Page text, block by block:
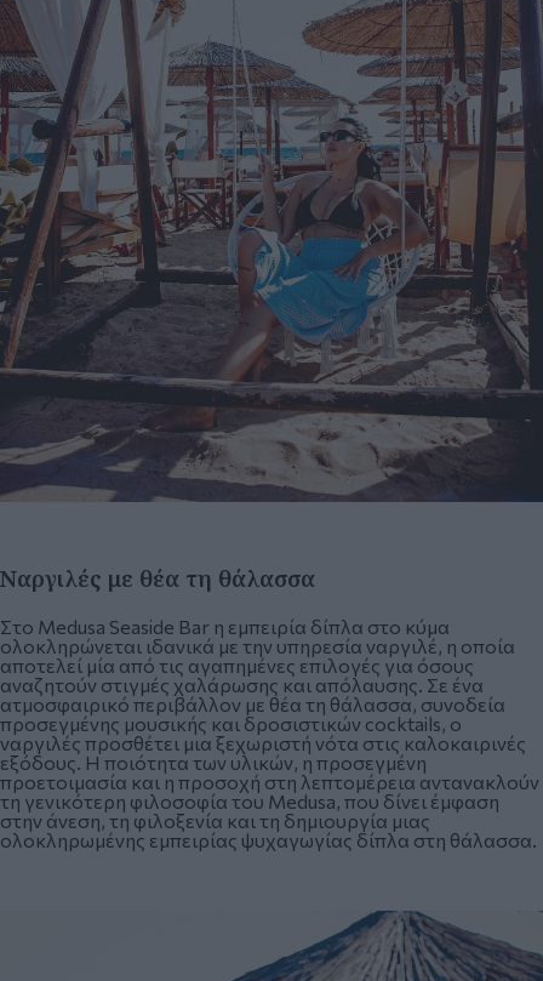
Ναργιλές με θέα τη θάλασσα
Στο Medusa Seaside Bar η εμπειρία δίπλα στο κύμα
ολοκληρώνεται ιδανικά με την υπηρεσία ναργιλέ, η οποία
αποτελεί μία από τις αγαπημένες επιλογές για όσους
αναζητούν στιγμές χαλάρωσης και απόλαυσης. Σε ένα
ατμοσφαιρικό περιβάλλον με θέα τη θάλασσα, συνοδεία
προσεγμένης μουσικής και δροσιστικών cocktails, ο
ναργιλές προσθέτει μια ξεχωριστή νότα στις καλοκαιρινές
εξόδους. Η ποιότητα των υλικών, η προσεγμένη
προετοιμασία και η προσοχή στη λεπτομέρεια αντανακλούν
τη γενικότερη φιλοσοφία του Medusa, που δίνει έμφαση
στην άνεση, τη φιλοξενία και τη δημιουργία μιας
ολοκληρωμένης εμπειρίας ψυχαγωγίας δίπλα στη θάλασσα.